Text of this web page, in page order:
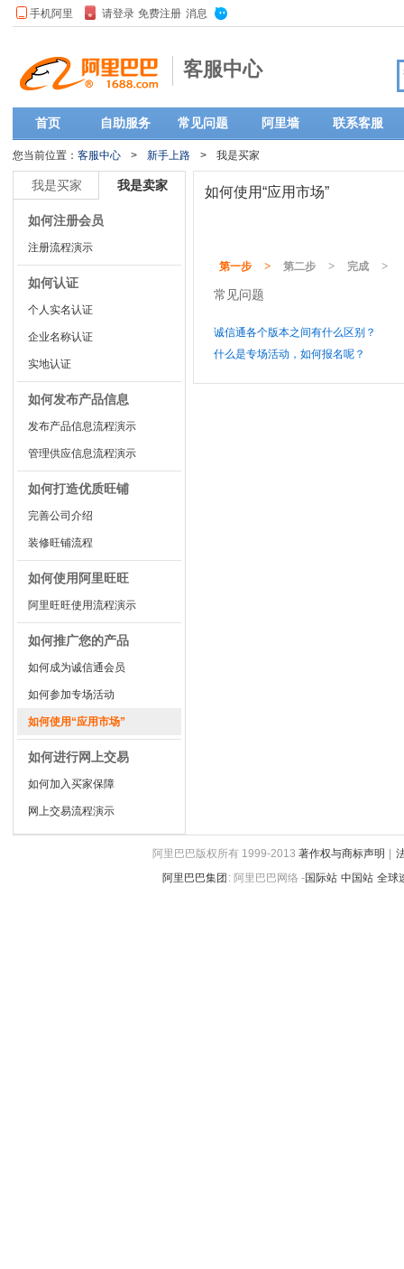
客服中心
首页 自助服务 常见问题 阿里墙 联系客服
您当前位置： 客服中心 > 新手上路 > 我是买家
我是买家 我是卖家
如何注册会员
注册流程演示
如何认证
个人实名认证
企业名称认证
实地认证
如何发布产品信息
发布产品信息流程演示
管理供应信息流程演示
如何打造优质旺铺
完善公司介绍
装修旺铺流程
如何使用阿里旺旺
阿里旺旺使用流程演示
如何推广您的产品
如何成为诚信通会员
如何参加专场活动
如何使用“应用市场”
如何进行网上交易
如何加入买家保障
网上交易流程演示
如何使用“应用市场”
第一步 > 第二步 > 完成 >
常见问题
诚信通各个版本之间有什么区别？
什么是专场活动，如何报名呢？
阿里巴巴版权所有 1999-2013 著作权与商标声明
阿里巴巴集团 : 阿里巴巴网络 -国际站 中国站 全球